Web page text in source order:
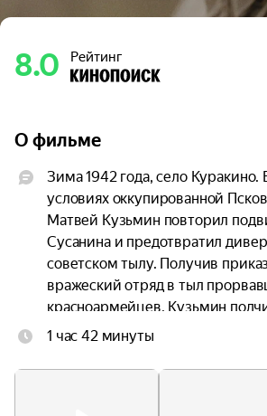
8.0 Рейтинг
О фильме
Зима 1942 года, село Куракино.
условиях оккупированной
Матвей Кузьмин повторил
Сусанина и предотвратил
советском тылу. Получив
вражеский отряд в тыл
красноармейцев, Кузьмин
ночь он водит немцев сквозь
задумал.
1 час 42 минуты